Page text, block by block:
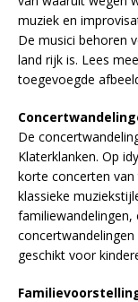
muziek en
De musici behoren
land rijk is. Lees
toegevoegde
De
Klaterklanken. Op
korte concerten
klassieke
geschikt voor